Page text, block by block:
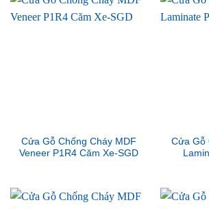
Cửa Gỗ Chống Cháy MDF
Veneer P1R4 Căm Xe-SGD
Cửa Gỗ